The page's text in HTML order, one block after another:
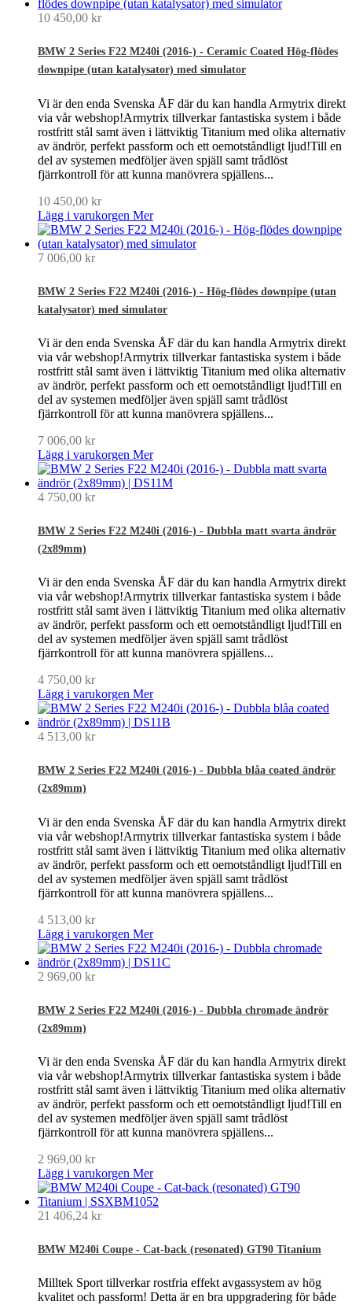
10 450,00 kr
BMW 2 Series F22 M240i (2016-) - Ceramic Coated Hög-flödes
downpipe (utan katalysator) med simulator
Vi är den enda Svenska ÅF där du kan handla Armytrix direkt
via vår webshop!Armytrix tillverkar fantastiska system i både
rostfritt stål samt även i lättviktig Titanium med olika alternativ
av ändrör, perfekt passform och ett oemotståndligt ljud!Till en
del av systemen medföljer även spjäll samt trådlöst
fjärrkontroll för att kunna manövrera spjällens...
10 450,00 kr
Lägg i varukorgen Mer
7 006,00 kr
BMW 2 Series F22 M240i (2016-) - Hög-flödes downpipe (utan
katalysator) med simulator
Vi är den enda Svenska ÅF där du kan handla Armytrix direkt
via vår webshop!Armytrix tillverkar fantastiska system i både
rostfritt stål samt även i lättviktig Titanium med olika alternativ
av ändrör, perfekt passform och ett oemotståndligt ljud!Till en
del av systemen medföljer även spjäll samt trådlöst
fjärrkontroll för att kunna manövrera spjällens...
7 006,00 kr
Lägg i varukorgen Mer
4 750,00 kr
BMW 2 Series F22 M240i (2016-) - Dubbla matt svarta ändrör
(2x89mm)
Vi är den enda Svenska ÅF där du kan handla Armytrix direkt
via vår webshop!Armytrix tillverkar fantastiska system i både
rostfritt stål samt även i lättviktig Titanium med olika alternativ
av ändrör, perfekt passform och ett oemotståndligt ljud!Till en
del av systemen medföljer även spjäll samt trådlöst
fjärrkontroll för att kunna manövrera spjällens...
4 750,00 kr
Lägg i varukorgen Mer
4 513,00 kr
BMW 2 Series F22 M240i (2016-) - Dubbla blåa coated ändrör
(2x89mm)
Vi är den enda Svenska ÅF där du kan handla Armytrix direkt
via vår webshop!Armytrix tillverkar fantastiska system i både
rostfritt stål samt även i lättviktig Titanium med olika alternativ
av ändrör, perfekt passform och ett oemotståndligt ljud!Till en
del av systemen medföljer även spjäll samt trådlöst
fjärrkontroll för att kunna manövrera spjällens...
4 513,00 kr
Lägg i varukorgen Mer
2 969,00 kr
BMW 2 Series F22 M240i (2016-) - Dubbla chromade ändrör
(2x89mm)
Vi är den enda Svenska ÅF där du kan handla Armytrix direkt
via vår webshop!Armytrix tillverkar fantastiska system i både
rostfritt stål samt även i lättviktig Titanium med olika alternativ
av ändrör, perfekt passform och ett oemotståndligt ljud!Till en
del av systemen medföljer även spjäll samt trådlöst
fjärrkontroll för att kunna manövrera spjällens...
2 969,00 kr
Lägg i varukorgen Mer
21 406,24 kr
BMW M240i Coupe - Cat-back (resonated) GT90 Titanium
Milltek Sport tillverkar rostfria effekt avgassystem av hög
kvalitet och passform! Detta är en bra uppgradering för både